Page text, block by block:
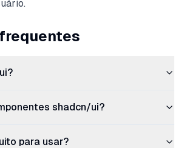
shadcn/ui?
para usar?